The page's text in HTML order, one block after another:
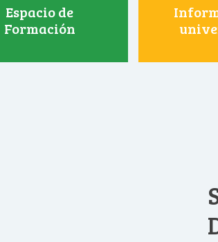
Espacio de
Formación